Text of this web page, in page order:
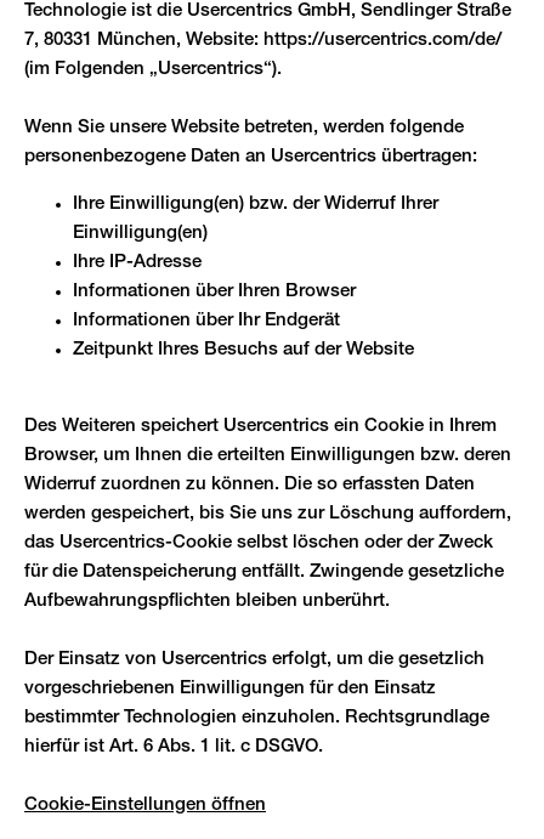
Technologie ist die Usercentrics GmbH, Sendlinger Straße
7, 80331 München, Website: https://usercentrics.com/de/
(im Folgenden „Usercentrics“).
Wenn Sie unsere Website betreten, werden folgende
personenbezogene Daten an Usercentrics übertragen:
Ihre Einwilligung(en) bzw. der Widerruf Ihrer
Einwilligung(en)
Ihre IP-Adresse
Informationen über Ihren Browser
Informationen über Ihr Endgerät
Zeitpunkt Ihres Besuchs auf der Website
Des Weiteren speichert Usercentrics ein Cookie in Ihrem
Browser, um Ihnen die erteilten Einwilligungen bzw. deren
Widerruf zuordnen zu können. Die so erfassten Daten
werden gespeichert, bis Sie uns zur Löschung auffordern,
das Usercentrics-Cookie selbst löschen oder der Zweck
für die Datenspeicherung entfällt. Zwingende gesetzliche
Aufbewahrungspflichten bleiben unberührt.
Der Einsatz von Usercentrics erfolgt, um die gesetzlich
vorgeschriebenen Einwilligungen für den Einsatz
bestimmter Technologien einzuholen. Rechtsgrundlage
hierfür ist Art. 6 Abs. 1 lit. c DSGVO.
Cookie-Einstellungen öffnen